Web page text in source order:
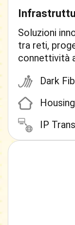
Soluzioni
tra reti,
connettività
Dark
Housing
IP